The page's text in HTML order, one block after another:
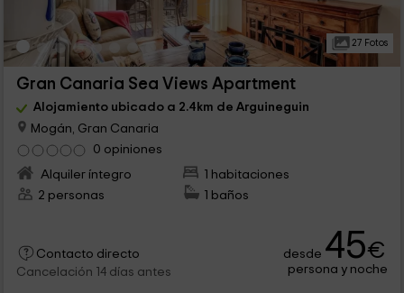
27 Fotos
Gran Canaria Sea Views Apartment
Alojamiento ubicado a 2.4km de Arguineguin
Mogán, Gran Canaria
0 opiniones
Alquiler íntegro
1 habitaciones
2 personas
1 baños
Contacto directo
Cancelación 14 días antes
desde 45€
persona y noche